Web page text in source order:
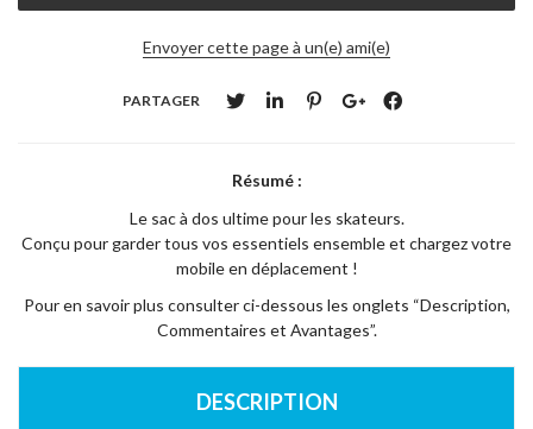
Envoyer cette page à un(e) ami(e)
PARTAGER
Résumé :
Le sac à dos ultime pour les skateurs.
Conçu pour garder tous vos essentiels ensemble et chargez votre
mobile en déplacement !
Pour en savoir plus consulter ci-dessous les onglets “Description,
Commentaires et Avantages”.
DESCRIPTION